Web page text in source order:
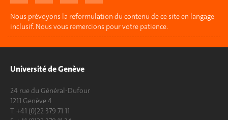
Nous prévoyons la reformulation du contenu de ce site en langage
inclusif. Nous vous remercions pour votre patience.
Université de Genève
24 rue du Général-Dufour
1211 Genève 4
T. +41 (0)22 379 71 11